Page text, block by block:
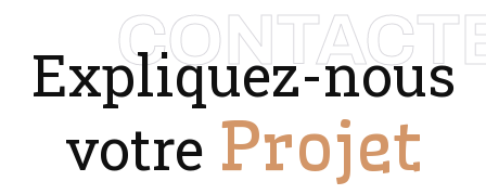
Expliquez-nous
votre Projet